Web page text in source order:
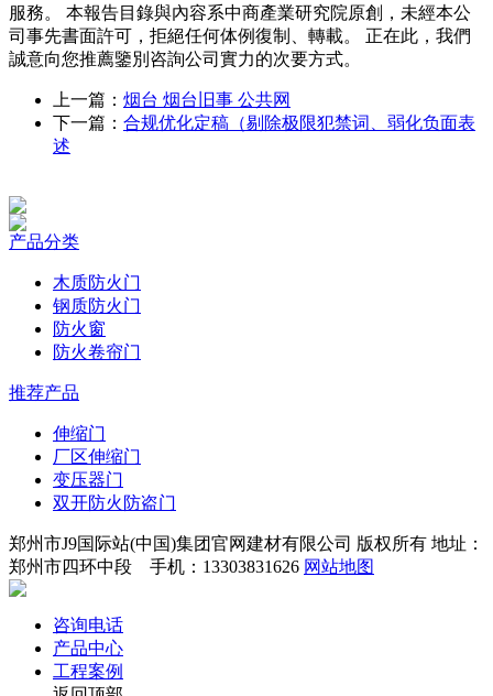
服務。 本報告目錄與內容系中商產業研究院原創，未經本公
司事先書面許可，拒絕任何体例復制、轉載。 正在此，我們
誠意向您推薦鑒別咨詢公司實力的次要方式。
上一篇： 烟台 烟台旧事 公共网
下一篇： 合规优化定稿（剔除极限犯禁词、弱化负面表
述
产品分类
木质防火门
钢质防火门
防火窗
防火卷帘门
推荐产品
伸缩门
厂区伸缩门
变压器门
双开防火防盗门
郑州市J9国际站(中国)集团官网建材有限公司 版权所有 地址：
郑州市四环中段 手机：13303831626 网站地图
咨询电话
产品中心
工程案例